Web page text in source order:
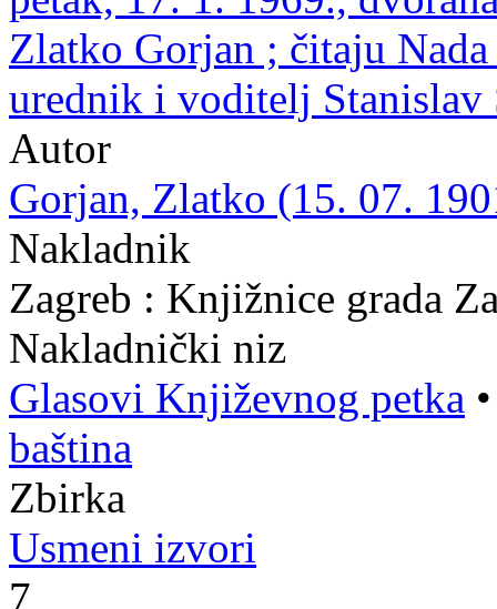
Zlatko Gorjan ; čitaju
urednik i voditelj Stanislav
Autor
Gorjan, Zlatko (15. 07.
Nakladnik
Zagreb : Knjižnice grada
Nakladnički niz
Glasovi Književnog petka
baština
Zbirka
Usmeni izvori
7